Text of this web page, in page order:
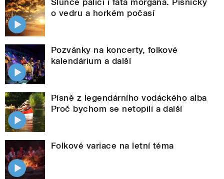
o vedru a horkém počasí
Pozvánky na koncerty, folkové
kalendárium a další
Písně z legendárního vodáckého alba
Proč bychom se netopili a další
Folkové variace na letní téma